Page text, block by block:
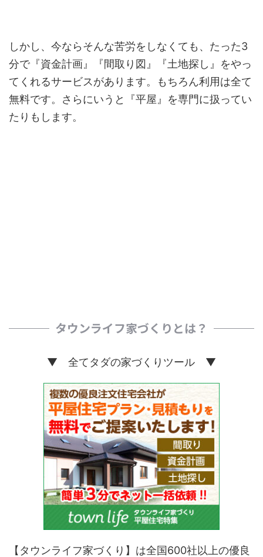
しかし、今ならそんな苦労をしなくても、たった3
分で『資金計画』『間取り図』『土地探し』をやっ
てくれるサービスがあります。もちろん利用は全て
無料です。さらにいうと『平屋』を専門に扱ってい
たりもします。
タウンライフ家づくりとは？
▼ 全てタダの家づくりツール ▼
【タウンライフ家づくり】は全国600社以上の優良